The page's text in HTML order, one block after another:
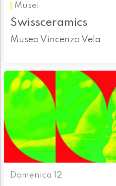
Musei
Swissceramics
Museo Vincenzo Vela
Domenica 12